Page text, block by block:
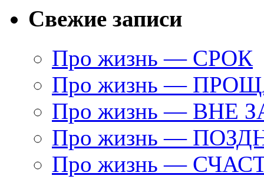
Свежие записи
Про жизнь — СРОК
Про жизнь —
Про жизнь — ВНЕ
Про жизнь —
Про жизнь —